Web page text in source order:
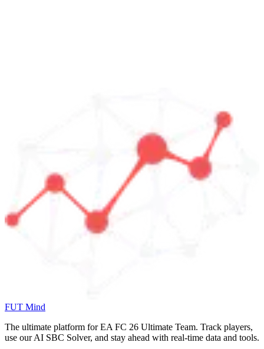
FUT Mind
The ultimate platform for EA FC 26 Ultimate Team. Track players,
use our AI SBC Solver, and stay ahead with real-time data and tools.